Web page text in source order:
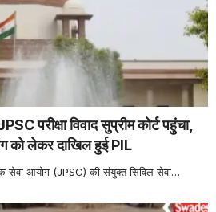
परीक्षा विवाद सुप्रीम कोर्ट पहुंचा,
को लेकर दाखिल हुई PIL
आयोग (JPSC) की संयुक्त सिविल सेवा…